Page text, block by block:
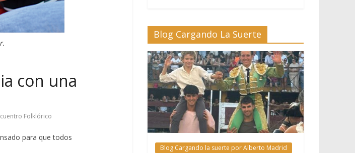
con una
Folklórico
para que todos
Blog Cargando La Suerte
Blog Cargando la suerte por Alberto Madrid